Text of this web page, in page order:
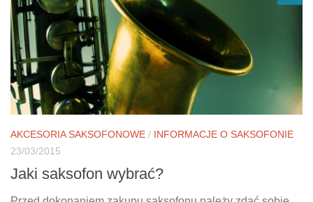
AKCESORIA SAKSOFONOWE / INFORMACJE O SAKSOFONIE
23/03/2015
Jaki saksofon wybrać?